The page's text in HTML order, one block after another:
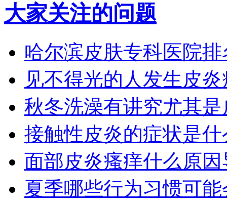
大家关注的问题
哈尔滨皮肤专科医院排
见不得光的人发生皮
秋冬洗澡有讲究尤其
接触性皮炎的症状是
面部皮炎瘙痒什么原因
夏季哪些行为习惯可